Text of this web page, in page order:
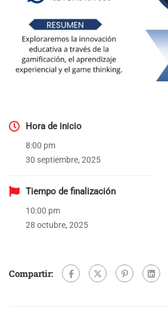
Hora de inicio
8:00 pm
30 septiembre, 2025
Tiempo de finalización
10:00 pm
28 octubre, 2025
Compartir: